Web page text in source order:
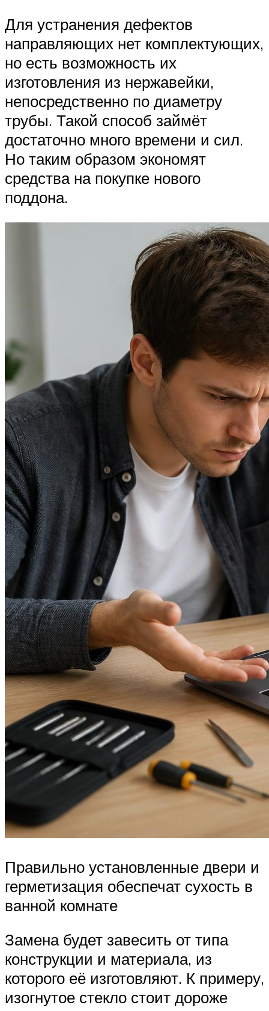
Для устранения дефектов
направляющих нет комплектующих,
но есть возможность их
изготовления из нержавейки,
непосредственно по диаметру
трубы. Такой способ займёт
достаточно много времени и сил.
Но таким образом экономят
средства на покупке нового
поддона.
Правильно установленные двери и
герметизация обеспечат сухость в
ванной комнате
Замена будет завесить от типа
конструкции и материала, из
которого её изготовляют. К примеру,
изогнутое стекло стоит дороже